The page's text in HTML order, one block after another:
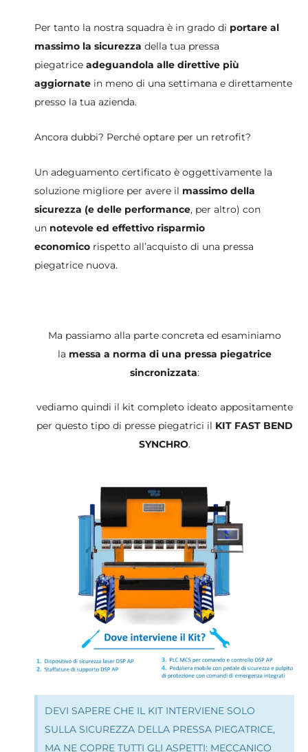
Per tanto la nostra squadra è in grado di portare al
massimo la sicurezza della tua pressa
piegatrice adeguandola alle direttive più
aggiornate in meno di una settimana e direttamente
presso la tua azienda.
Ancora dubbi? Perché optare per un retrofit?
Un adeguamento certificato è oggettivamente la
soluzione migliore per avere il massimo della
sicurezza (e delle performance, per altro) con
un notevole ed effettivo risparmio
economico rispetto all’acquisto di una pressa
piegatrice nuova.
Ma passiamo alla parte concreta ed esaminiamo
la messa a norma di una pressa piegatrice
sincronizzata:
vediamo quindi il kit completo ideato appositamente
per questo tipo di presse piegatrici il KIT FAST BEND
SYNCHRO.
DEVI SAPERE CHE IL KIT INTERVIENE SOLO
SULLA SICUREZZA DELLA PRESSA PIEGATRICE,
MA NE COPRE TUTTI GLI ASPETTI: MECCANICO